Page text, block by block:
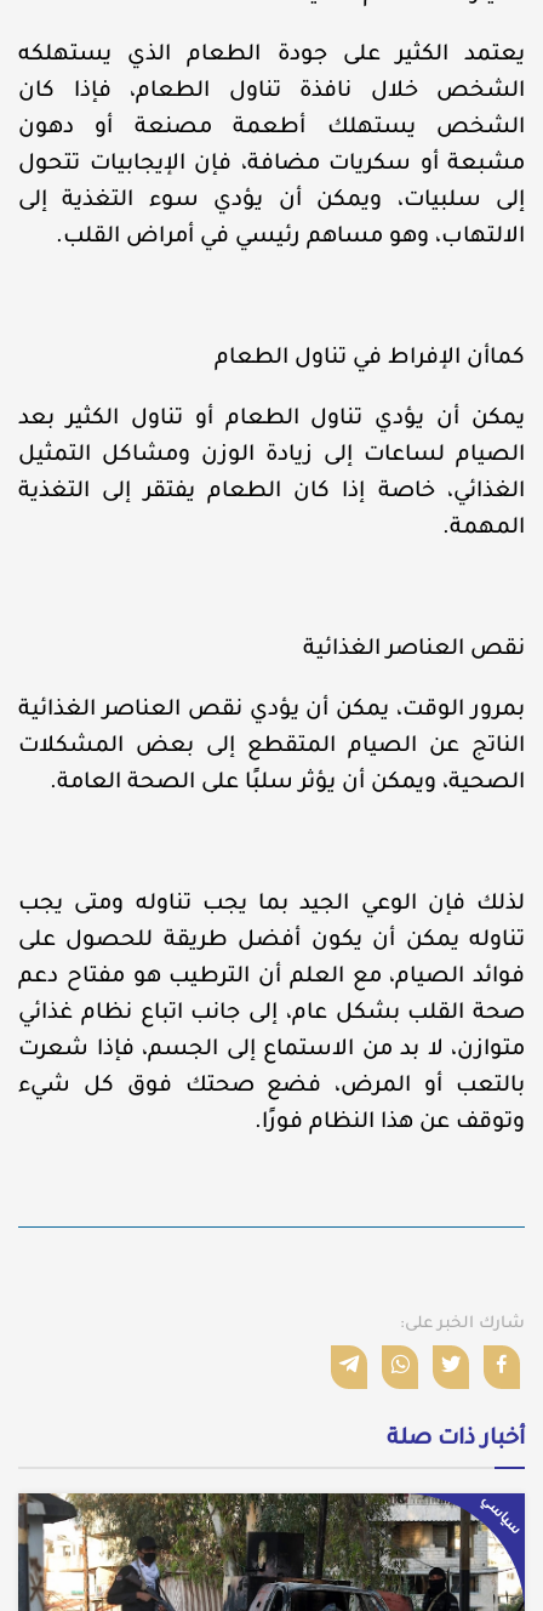
يعتمد الكثير على جودة الطعام الذي يستهلكه
الشخص خلال نافذة تناول الطعام، فإذا كان
الشخص يستهلك أطعمة مصنعة أو دهون
مشبعة أو سكريات مضافة، فإن الإيجابيات تتحول
إلى سلبيات، ويمكن أن يؤدي سوء التغذية إلى
الالتهاب، وهو مساهم رئيسي في أمراض القلب.
كماأن الإفراط في تناول الطعام
يمكن أن يؤدي تناول الطعام أو تناول الكثير بعد
الصيام لساعات إلى زيادة الوزن ومشاكل التمثيل
الغذائي، خاصة إذا كان الطعام يفتقر إلى التغذية
المهمة.
نقص العناصر الغذائية
بمرور الوقت، يمكن أن يؤدي نقص العناصر الغذائية
الناتج عن الصيام المتقطع إلى بعض المشكلات
الصحية، ويمكن أن يؤثر سلبًا على الصحة العامة.
لذلك فإن الوعي الجيد بما يجب تناوله ومتى يجب
تناوله يمكن أن يكون أفضل طريقة للحصول على
فوائد الصيام، مع العلم أن الترطيب هو مفتاح دعم
صحة القلب بشكل عام، إلى جانب اتباع نظام غذائي
متوازن، لا بد من الاستماع إلى الجسم، فإذا شعرت
بالتعب أو المرض، فضع صحتك فوق كل شيء
وتوقف عن هذا النظام فورًا.
شارك الخبر على:
أخبار ذات صلة
سياسي